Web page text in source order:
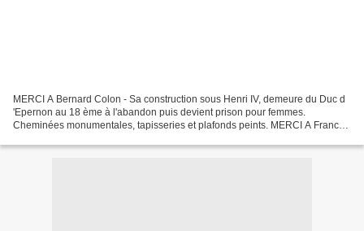
MERCI A Bernard Colon - Sa construction sous Henri IV, demeure du Duc d
'Epernon au 18 ème à l'abandon puis devient prison pour femmes.
Cheminées monumentales, tapisseries et plafonds peints. MERCI A France